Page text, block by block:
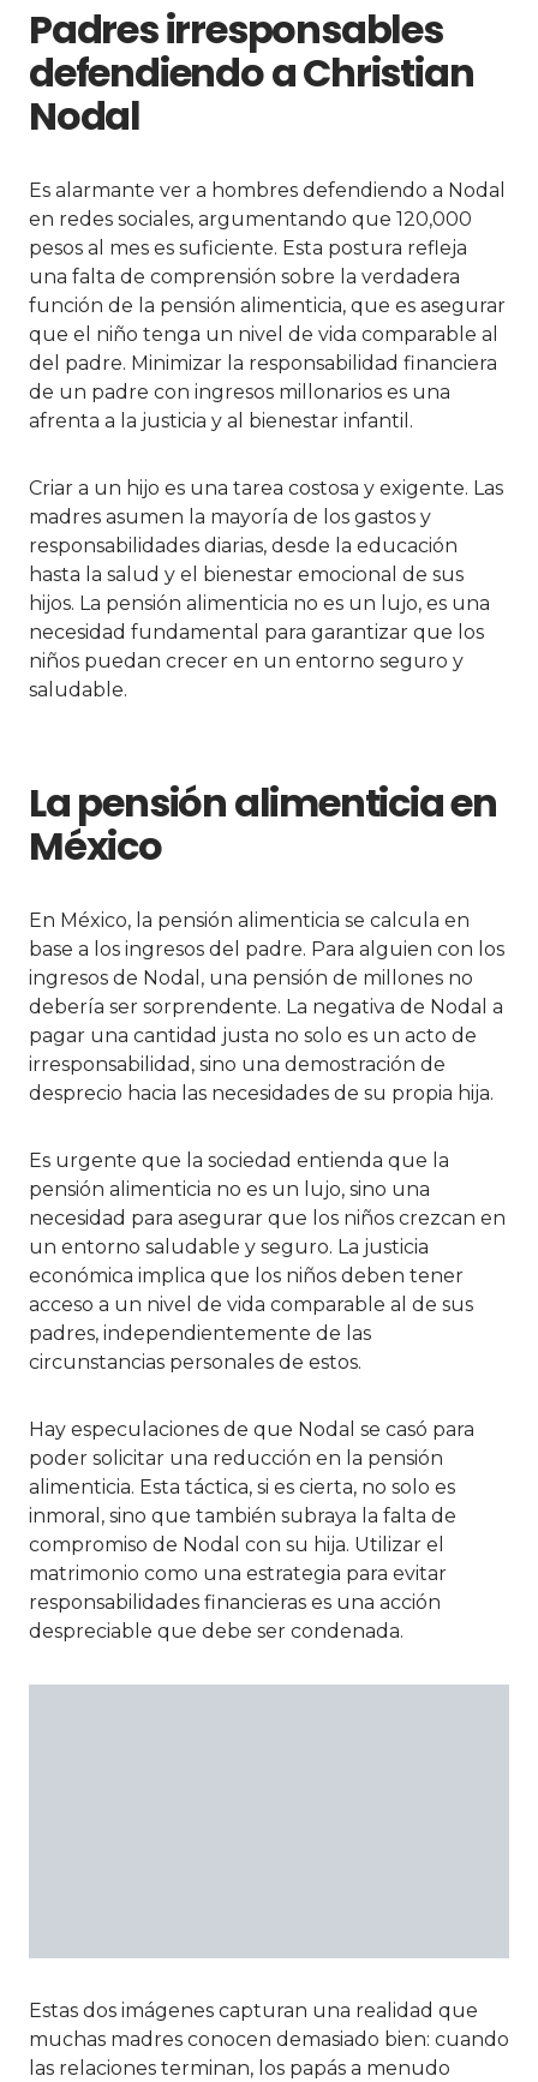
Padres irresponsables
defendiendo a Christian
Nodal
Es alarmante ver a hombres defendiendo a Nodal
en redes sociales, argumentando que 120,000
pesos al mes es suficiente. Esta postura refleja
una falta de comprensión sobre la verdadera
función de la pensión alimenticia, que es asegurar
que el niño tenga un nivel de vida comparable al
del padre. Minimizar la responsabilidad financiera
de un padre con ingresos millonarios es una
afrenta a la justicia y al bienestar infantil.
Criar a un hijo es una tarea costosa y exigente. Las
madres asumen la mayoría de los gastos y
responsabilidades diarias, desde la educación
hasta la salud y el bienestar emocional de sus
hijos. La pensión alimenticia no es un lujo, es una
necesidad fundamental para garantizar que los
niños puedan crecer en un entorno seguro y
saludable.
La pensión alimenticia en
México
En México, la pensión alimenticia se calcula en
base a los ingresos del padre. Para alguien con los
ingresos de Nodal, una pensión de millones no
debería ser sorprendente. La negativa de Nodal a
pagar una cantidad justa no solo es un acto de
irresponsabilidad, sino una demostración de
desprecio hacia las necesidades de su propia hija.
Es urgente que la sociedad entienda que la
pensión alimenticia no es un lujo, sino una
necesidad para asegurar que los niños crezcan en
un entorno saludable y seguro. La justicia
económica implica que los niños deben tener
acceso a un nivel de vida comparable al de sus
padres, independientemente de las
circunstancias personales de estos.
Hay especulaciones de que Nodal se casó para
poder solicitar una reducción en la pensión
alimenticia. Esta táctica, si es cierta, no solo es
inmoral, sino que también subraya la falta de
compromiso de Nodal con su hija. Utilizar el
matrimonio como una estrategia para evitar
responsabilidades financieras es una acción
despreciable que debe ser condenada.
Estas dos imágenes capturan una realidad que
muchas madres conocen demasiado bien: cuando
las relaciones terminan, los papás a menudo